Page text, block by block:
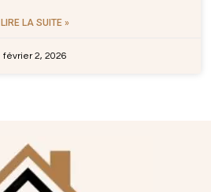
LIRE LA SUITE »
février 2, 2026